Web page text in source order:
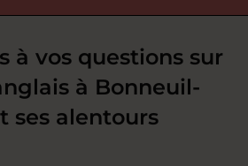
à vos questions sur
à Bonneuil-
ses alentours